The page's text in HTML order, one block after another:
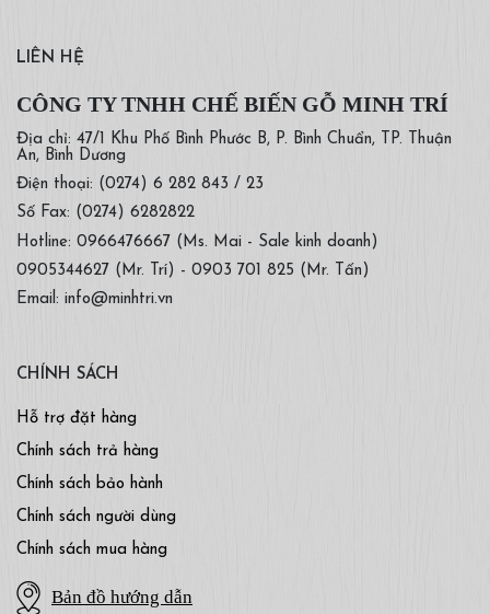
LIÊN HỆ
CÔNG TY TNHH CHẾ BIẾN GỖ MINH TRÍ
Địa chỉ: 47/1 Khu Phố Bình Phước B, P. Bình Chuẩn, TP. Thuận
An, Bình Dương
Điện thoại: (0274) 6 282 843 / 23
Số Fax: (0274) 6282822
Hotline: 0966476667 (Ms. Mai - Sale kinh doanh)
0905344627 (Mr. Trí) - 0903 701 825 (Mr. Tấn)
Email: info@minhtri.vn
CHÍNH SÁCH
Hỗ trợ đặt hàng
Chính sách trả hàng
Chính sách bảo hành
Chính sách người dùng
Chính sách mua hàng
Bản đồ hướng dẫn